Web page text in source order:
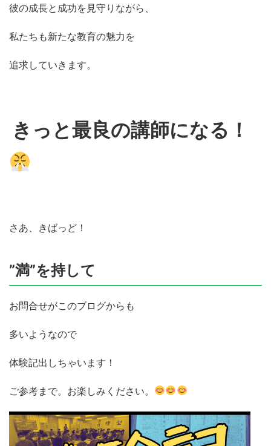
彼の成長と成功を見守りながら、
私たちも新たな教育の魅力を
追求していきます。
きっと最良の講師になる！
さあ、きばっど！
”満”を持して
お問合せがこのブログからも
多いようなので
体験記出しちゃいます！
ご参考まで。お楽しみください。